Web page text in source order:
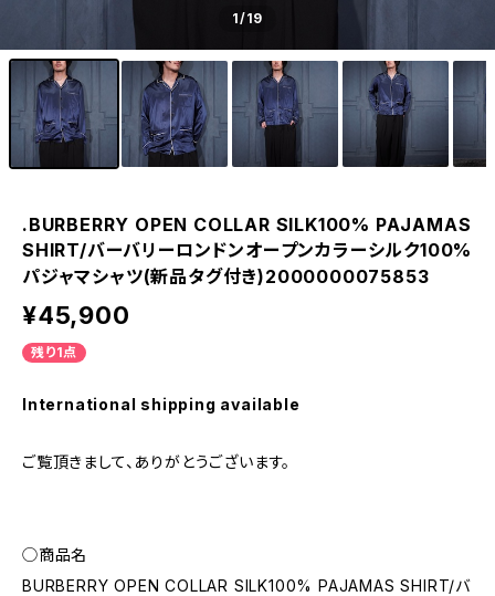
1/19
.BURBERRY OPEN COLLAR SILK100% PAJAMAS
SHIRT/バーバリーロンドンオープンカラーシルク100%
パジャマシャツ(新品タグ付き)2000000075853
¥45,900
残り1点
International shipping available
ご覧頂きまして、ありがとうございます。
◯商品名
BURBERRY OPEN COLLAR SILK100% PAJAMAS SHIRT/バ